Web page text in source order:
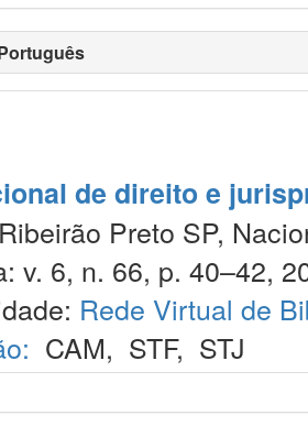
de direito e
Preto SP,
v. 6, n. 66, p. 40–42,
Rede Virtual de
CAM, STF, STJ